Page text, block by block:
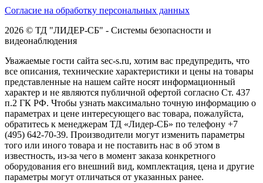
Согласие на обработку персональных данных
2026 © ТД "ЛИДЕР-СБ" - Системы безопасности и
видеонаблюдения
Уважаемые гости сайта sec-s.ru, хотим вас предупредить, что
все описания, технические характеристики и цены на товары
представленные на нашем сайте носят информационный
характер и не являются публичной офертой согласно Ст. 437
п.2 ГК РФ. Чтобы узнать максимально точную информацию о
параметрах и цене интересующего вас товара, пожалуйста,
обратитесь к менеджерам ТД «Лидер-СБ» по телефону +7
(495) 642-70-39. Производители могут изменить параметры
того или иного товара и не поставить нас в об этом в
известность, из-за чего в момент заказа конкретного
оборудования его внешний вид, комплектация, цена и другие
параметры могут отличаться от указанных ранее.